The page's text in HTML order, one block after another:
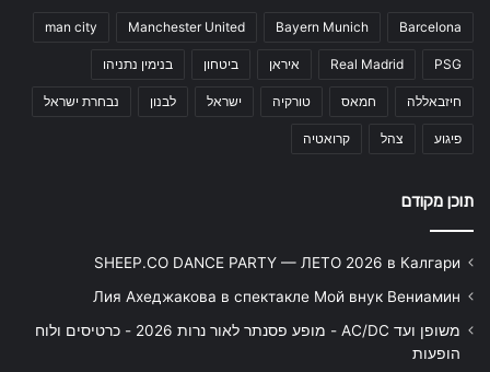
Barcelona
Bayern Munich
Manchester United
man city
PSG
Real Madrid איראן ביטחון בנימין נתניהו
חיזבאללה חמאס טורקיה ישראל לבנון נבחרת ישראל
פיגוע צהל קרואטיה
תוכן מקודם
SHEEP.CO DANCE PARTY — ЛЕТО 2026 в Калгари
Лия Ахеджакова в спектакле Мой внук Вениамин
משופן ועד AC/DC - מופע פסנתר לאור נרות 2026 - כרטיסים ולוח
הופעות